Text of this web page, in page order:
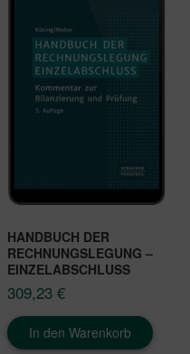
HANDBUCH DER
RECHNUNGSLEGUNG –
EINZELABSCHLUSS
309,23 €
In den Warenkorb